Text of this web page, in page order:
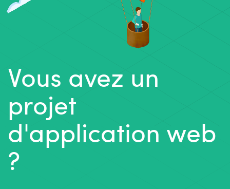
Vous avez un
projet
d'application web
?